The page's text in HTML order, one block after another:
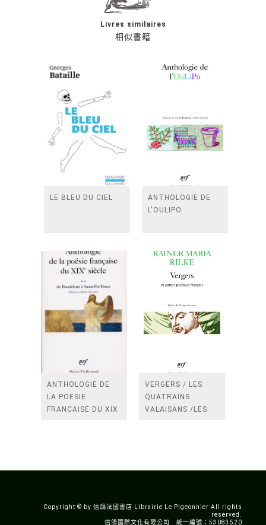
相似書籍
Livres similaires
LE BLEU DU CIEL
ANTHOLOGIE DE
L'OULIPO
ANTHOLOGIE DE
LA POESIE
FRANCAISE DU XIX
VERGERS / LES
QUATRAINS
VALAISANS /LES
Copyright © by 信鴿法國書店 Librairie Le Pigeonnier All rights
reserved.
信鴿國際文化有限公司 統一編號：53083520